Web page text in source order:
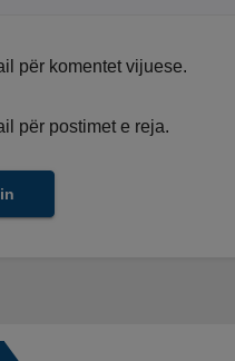
për komentet vijuese.
për postimet e reja.